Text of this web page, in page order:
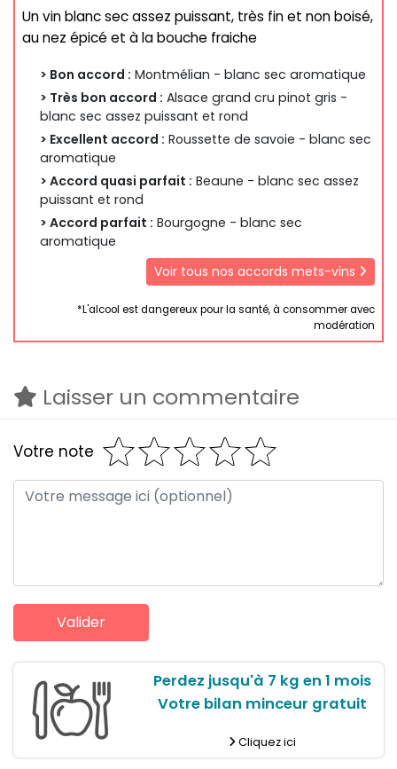
Un vin blanc sec assez puissant, très fin et non boisé,
au nez épicé et à la bouche fraiche
> Bon accord : Montmélian - blanc sec aromatique
> Très bon accord : Alsace grand cru pinot gris -
blanc sec assez puissant et rond
> Excellent accord : Roussette de savoie - blanc sec
aromatique
> Accord quasi parfait : Beaune - blanc sec assez
puissant et rond
> Accord parfait : Bourgogne - blanc sec
aromatique
Voir tous nos accords mets-vins
*L'alcool est dangereux pour la santé, à consommer avec
modération
Laisser un commentaire
Votre note
Perdez jusqu'à 7 kg en 1 mois
Votre bilan minceur gratuit
Cliquez ici